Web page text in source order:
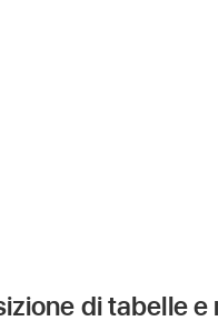
di tabelle e